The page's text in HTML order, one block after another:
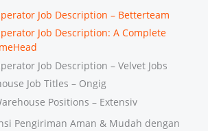
Job Description – Betterteam
Job Description: A Complete
Job Description – Velvet Jobs
Job Titles – Ongig
Positions – Extensiv
Pengiriman Aman & Mudah dengan